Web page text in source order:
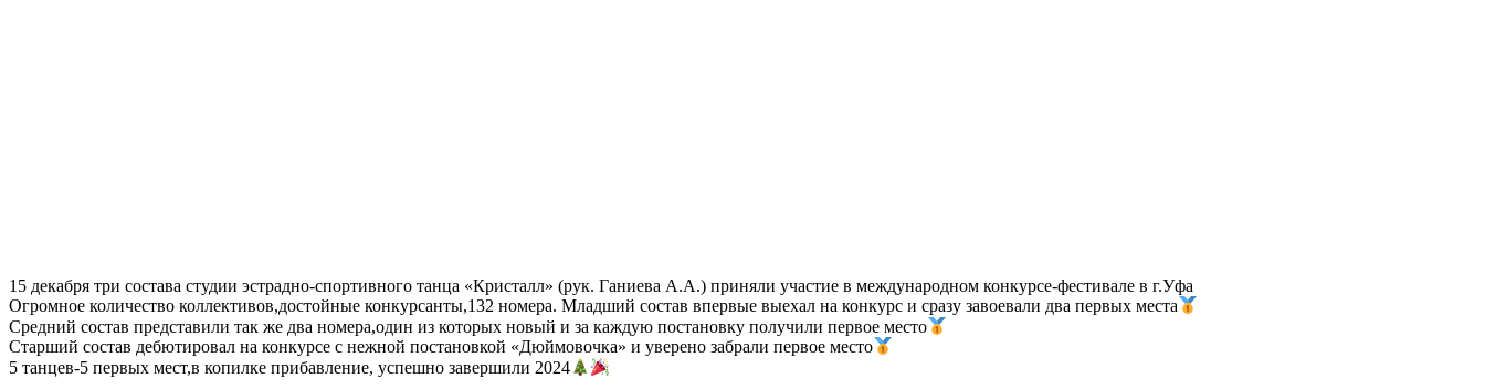
15 декабря три состава студии эстрадно-спортивного танца «Кристалл» (рук. Ганиева А.А.) приняли участие в международном конкурсе-фестивале в г.Уфа
Огромное количество коллективов,достойные конкурсанты,132 номера. Младший состав впервые выехал на конкурс и сразу завоевали два первых места
Средний состав представили так же два номера,один из которых новый и за каждую постановку получили первое место
Старший состав дебютировал на конкурсе с нежной постановкой «Дюймовочка» и уверено забрали первое место
5 танцев-5 первых мест,в копилке прибавление, успешно завершили 2024